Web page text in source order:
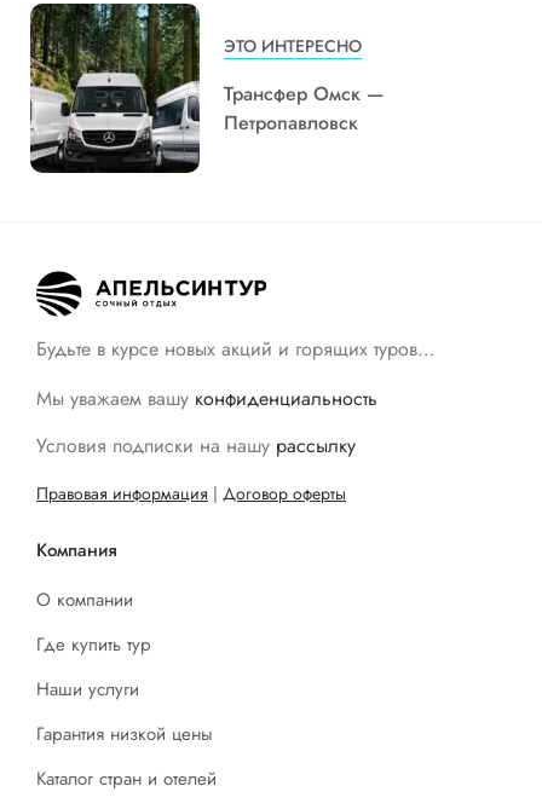
ЭТО ИНТЕРЕСНО
Трансфер Омск —
Петропавловск
Будьте в курсе новых акций и горящих туров…
Мы уважаем вашу конфиденциальность
Условия подписки на нашу рассылку
Правовая информация | Договор оферты
Компания
О компании
Где купить тур
Наши услуги
Гарантия низкой цены
Каталог стран и отелей